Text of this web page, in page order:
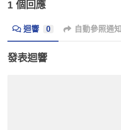
1 個回應
迴響 0 自動參照通知
發表迴響